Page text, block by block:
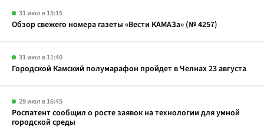
31 июл в 15:15
Обзор свежего номера газеты «Вести КАМАЗа» (№ 4257)
31 июл в 11:40
Городской Камский полумарафон пройдет в Челнах 23 августа
29 июл в 16:45
Роспатент сообщил о росте заявок на технологии для умной
городской среды